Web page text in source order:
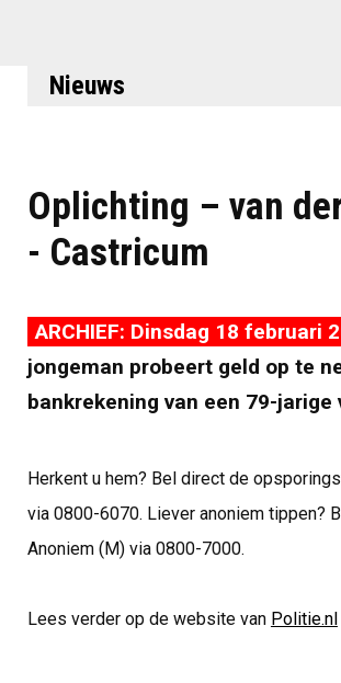
Nieuws
Oplichting – van
- Castricum
ARCHIEF: Dinsdag 18 februari
jongeman probeert geld op te
bankrekening van een 79-jarige
Herkent u hem? Bel direct de
via 0800-6070. Liever anoniem tippen?
Anoniem (M) via 0800-7000.
Lees verder op de website van Politie.nl